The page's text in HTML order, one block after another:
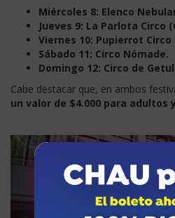
Miércoles 8: Elenco
Jueves 9: La Parlota Circo
Viernes 10: Pupierrot Circo
Sábado 11: Circo Nómade.
Domingo 12: Circo de
Cabe destacar que, en ambos
un valor de $4.000 para adultos